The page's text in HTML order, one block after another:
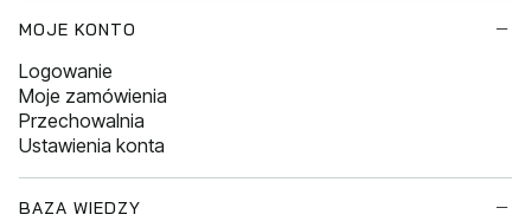
MOJE KONTO
Logowanie
Moje zamówienia
Przechowalnia
Ustawienia konta
BAZA WIEDZY